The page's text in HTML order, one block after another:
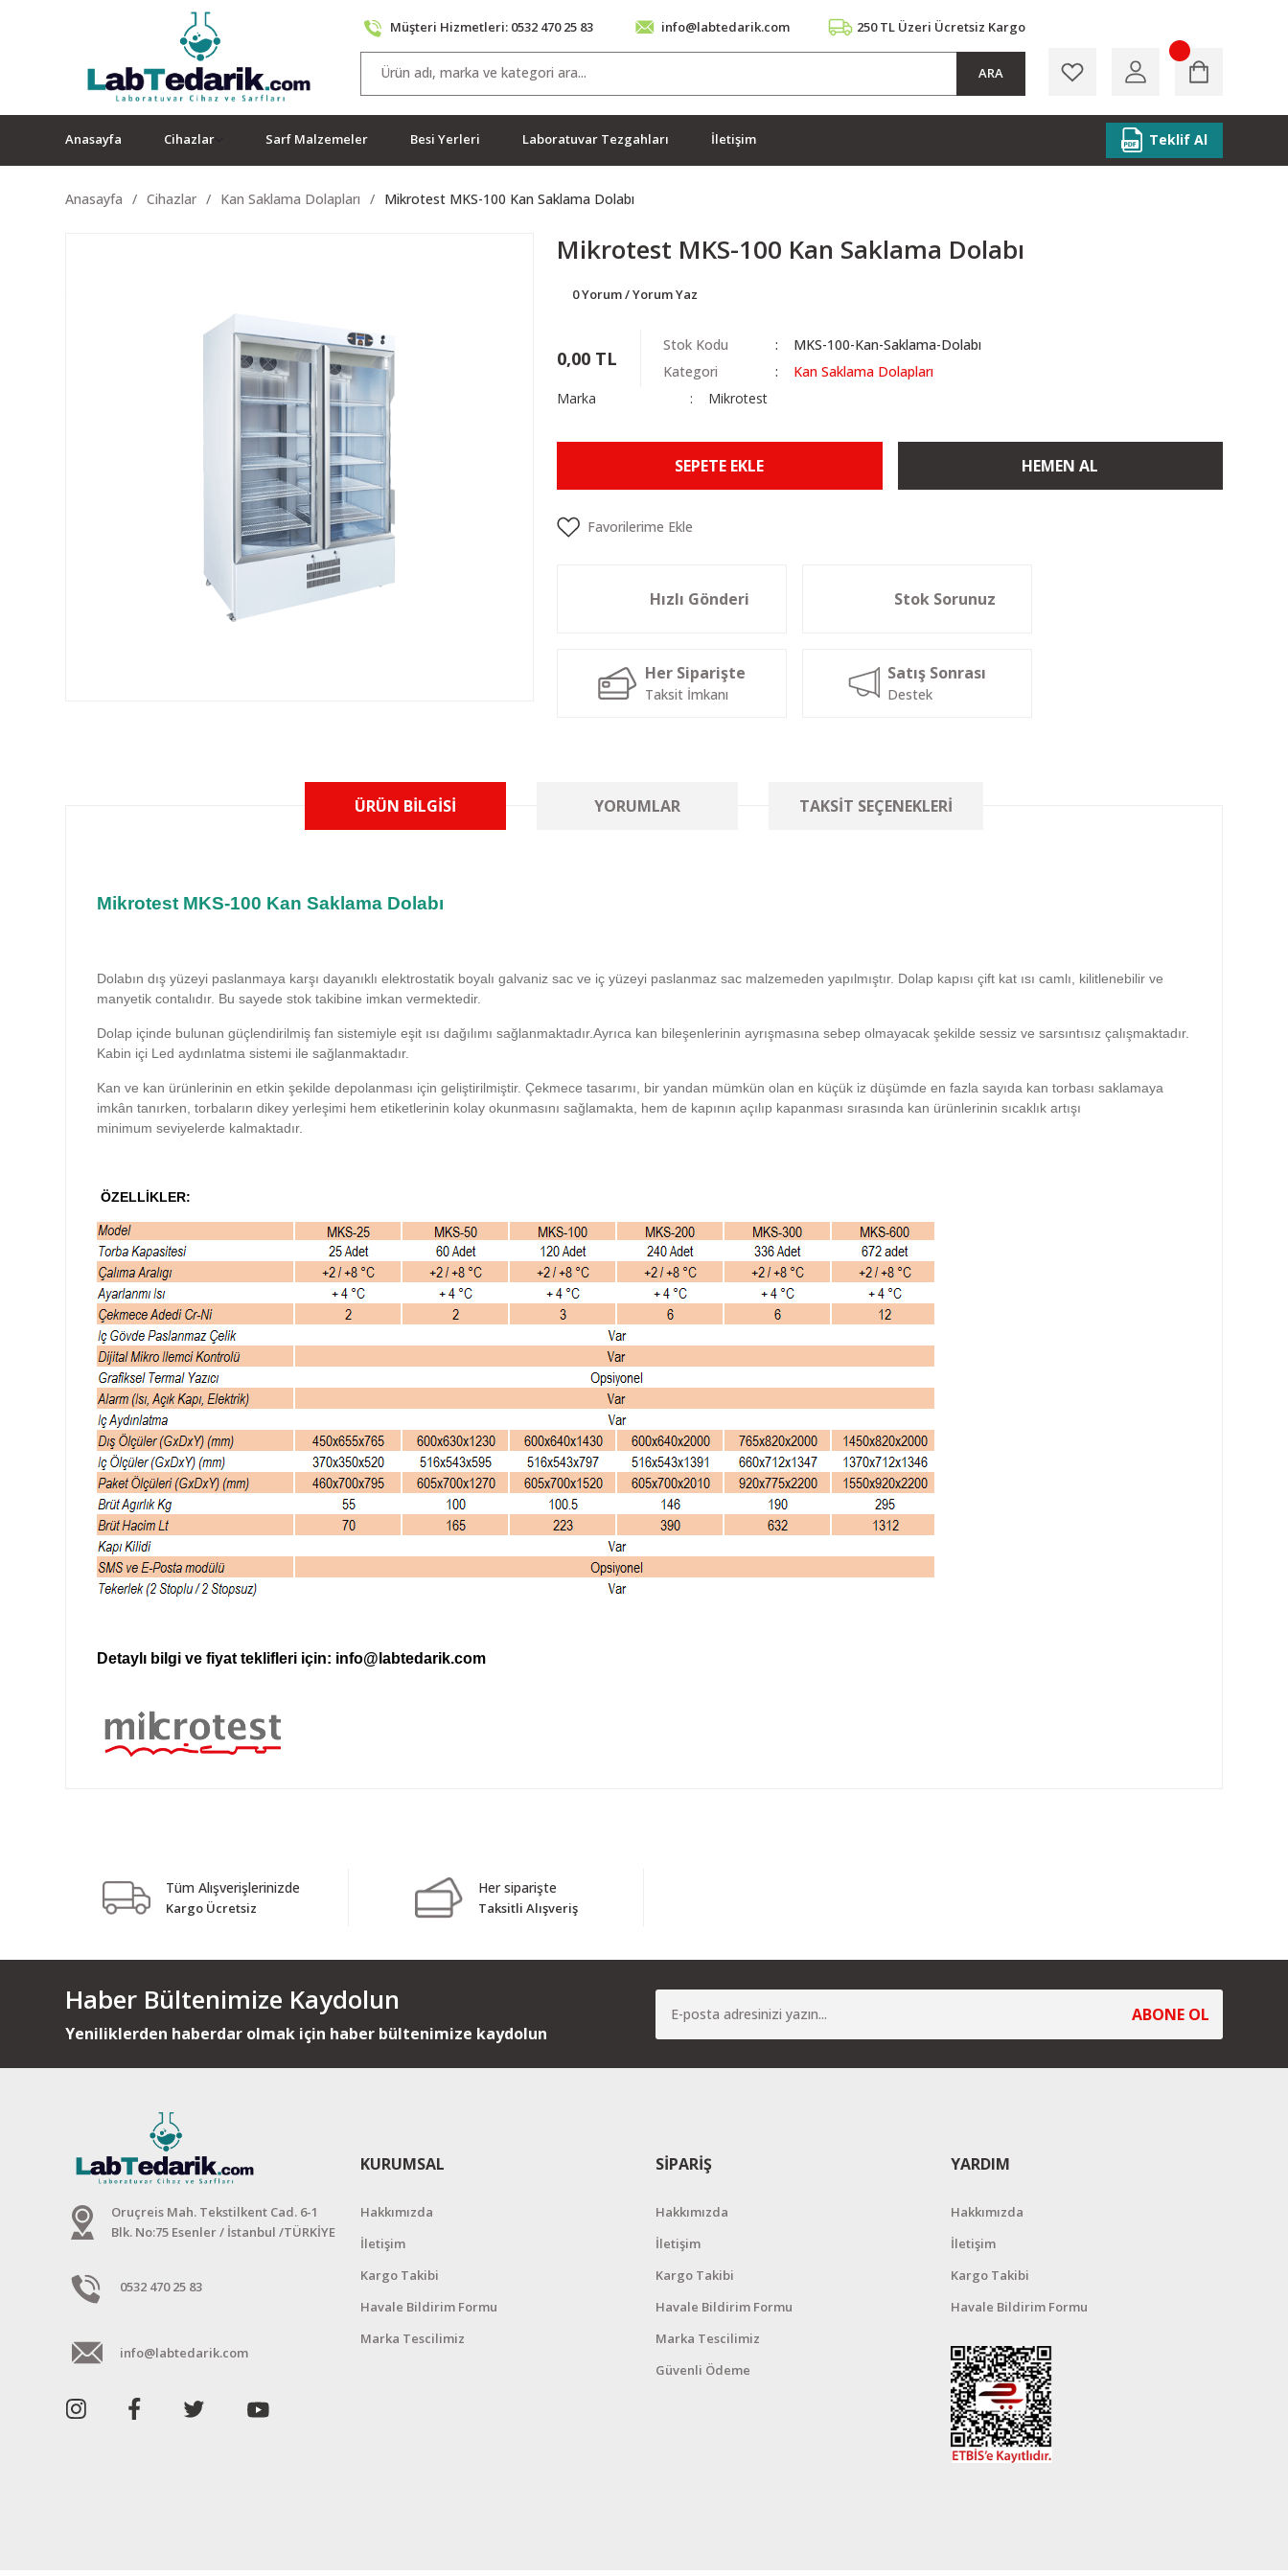
Müşteri Hizmetleri: 0532 470 25 83 info@labtedarik.com 250 TL Üzeri Ücretsiz Kargo
ARA
Anasayfa Cihazlar Sarf Malzemeler Besi Yerleri Laboratuvar Tezgahları İletişim Teklif Al
Anasayfa Cihazlar Kan Saklama Dolapları Mikrotest MKS-100 Kan Saklama Dolabı
Mikrotest MKS-100 Kan Saklama Dolabı
0 Yorum / Yorum Yaz
0,00 TL
Stok Kodu
MKS-100-Kan-Saklama-Dolabı
Kategori
Kan Saklama Dolapları
Marka
Mikrotest
SEPETE EKLE HEMEN AL
Hızlı Gönderi Stok Sorunuz
Her Siparişte
Taksit İmkanı
Satış Sonrası
Destek
ÜRÜN BILGISI YORUMLAR TAKSIT SEÇENEKLERI
Mikrotest MKS-100 Kan Saklama Dolabı
Dolabın dış yüzeyi paslanmaya karşı dayanıklı elektrostatik boyalı galvaniz sac ve iç yüzeyi paslanmaz sac malzemeden yapılmıştır. Dolap kapısı çift kat ısı camlı, kilitlenebilir ve
manyetik contalıdır. Bu sayede stok takibine imkan vermektedir.
Dolap içinde bulunan güçlendirilmiş fan sistemiyle eşit ısı dağılımı sağlanmaktadır.Ayrıca kan bileşenlerinin ayrışmasına sebep olmayacak şekilde sessiz ve sarsıntısız çalışmaktadır.
Kabin içi Led aydınlatma sistemi ile sağlanmaktadır.
Kan ve kan ürünlerinin en etkin şekilde depolanması için geliştirilmiştir. Çekmece tasarımı, bir yandan mümkün olan en küçük iz düşümde en fazla sayıda kan torbası saklamaya
imkân tanırken, torbaların dikey yerleşimi hem etiketlerinin kolay okunmasını sağlamakta, hem de kapının açılıp kapanması sırasında kan ürünlerinin sıcaklık artışı
minimum seviyelerde kalmaktadır.
ÖZELLİKLER:
Detaylı bilgi ve fiyat teklifleri için: info@labtedarik.com
Tüm Alışverişlerinizde
Kargo Ücretsiz
Her siparişte
Taksitli Alışveriş
Haber Bültenimize Kaydolun
Yeniliklerden haberdar olmak için haber bültenimize kaydolun
ABONE OL
Oruçreis Mah. Tekstilkent Cad. 6-1
Blk. No:75 Esenler / İstanbul /TÜRKİYE
0532 470 25 83
info@labtedarik.com
KURUMSAL
Hakkımızda
İletişim
Kargo Takibi
Havale Bildirim Formu
Marka Tescilimiz
SİPARİŞ
Hakkımızda
İletişim
Kargo Takibi
Havale Bildirim Formu
Marka Tescilimiz
Güvenli Ödeme
YARDIM
Hakkımızda
İletişim
Kargo Takibi
Havale Bildirim Formu